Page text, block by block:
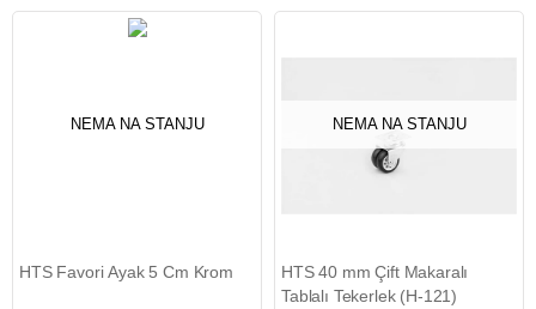
NEMA NA STANJU
HTS Favori Ayak 5 Cm Krom
NEMA NA STANJU
HTS 40 mm Çift Makaralı
Tablalı Tekerlek (H-121)